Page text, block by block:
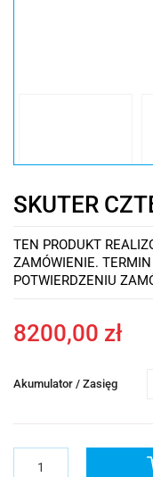
SKUTER
8200,00 zł
TEN PRODUKT
ZAMÓWIENIE.
POTWIERDZENIU
Akumulator / Zasięg